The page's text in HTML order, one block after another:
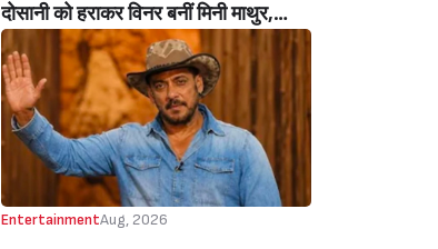
दोसानी को हराकर विनर बनीं मिनी माथुर,
इनाम में मिले 50 लाख रुपये और चमचमाती ही
ट्रॉफी (Mini Mathur Lifts Trophy
Beats Aly Goni And Ruhee Dosani)
EntertainmentAug, 2026